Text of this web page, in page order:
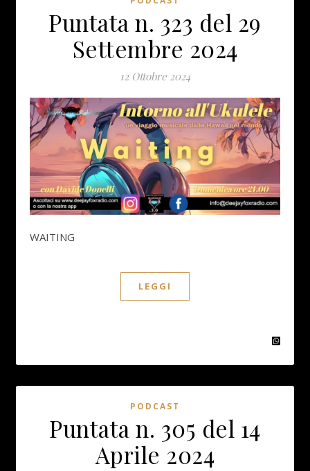
Puntata n. 323 del 29
Settembre 2024
12 Ottobre 2024
WAITING
LEGGI
PODCAST
Puntata n. 305 del 14
Aprile 2024